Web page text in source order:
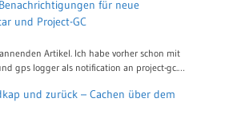
für neue
und Project-GC
Artikel. Ich habe vorher schon mit
gps logger als notification an project-gc.…
und zurück – Cachen über dem